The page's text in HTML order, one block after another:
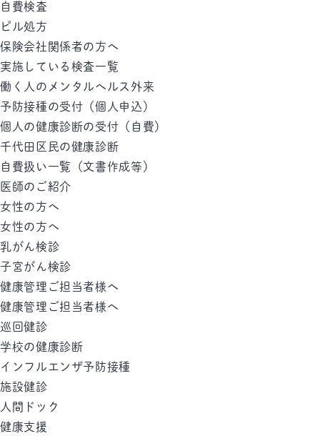
自費検査
ピル処方
保険会社関係者の方へ
実施している検査一覧
働く人のメンタルへルス外来
予防接種の受付（個人申込）
個人の健康診断の受付（自費）
千代田区民の健康診断
自費扱い一覧（文書作成等）
医師のご紹介
女性の方へ
女性の方へ
乳がん検診
子宮がん検診
健康管理ご担当者様へ
健康管理ご担当者様へ
巡回健診
学校の健康診断
インフルエンザ予防接種
施設健診
人間ドック
健康支援